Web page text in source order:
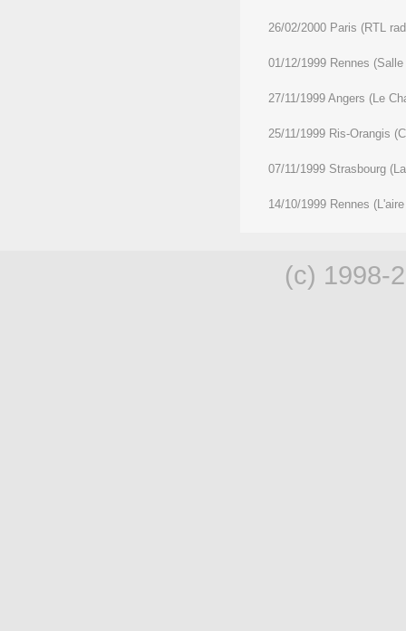
26/02/2000 Paris (RTL
01/12/1999 Rennes
27/11/1999 Angers (Le
25/11/1999 Ris-Orangis
07/11/1999 Strasbourg
14/10/1999 Rennes
(c) 1998-